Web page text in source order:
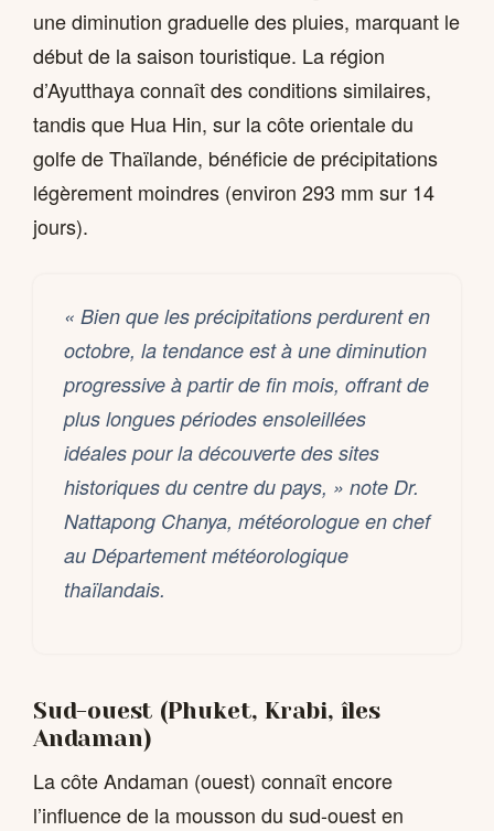
une diminution graduelle des pluies, marquant le
début de la saison touristique. La région
d’Ayutthaya connaît des conditions similaires,
tandis que Hua Hin, sur la côte orientale du
golfe de Thaïlande, bénéficie de précipitations
légèrement moindres (environ 293 mm sur 14
jours).
« Bien que les précipitations perdurent en
octobre, la tendance est à une diminution
progressive à partir de fin mois, offrant de
plus longues périodes ensoleillées
idéales pour la découverte des sites
historiques du centre du pays, » note Dr.
Nattapong Chanya, météorologue en chef
au Département météorologique
thaïlandais.
Sud-ouest (Phuket, Krabi, îles
Andaman)
La côte Andaman (ouest) connaît encore
l’influence de la mousson du sud-ouest en